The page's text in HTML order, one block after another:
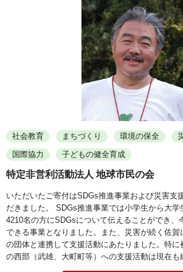
社会教育 まちづくり 環境の保全
国際協力
子どもの健全育成
特定非営利活動法人 地球市民の会
いただいたご寄付はSDGs推進事業および災害支
だきました。 SDGs推進事業では小学生から大学
4210名の方にSDGsについて伝えることができ、
できる事業となりました。また、災害が続く佐
の団体と連携して支援活動にあたりました。特に
の西部（武雄、大町町等）への支援活動は現在も